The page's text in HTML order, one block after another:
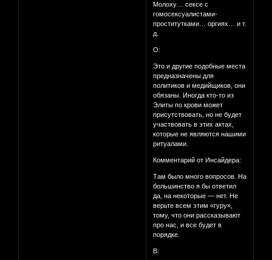
Молоху… сексе с
гомосексуалистами-
проститутками… оргиях… и т.
д.
О:
Это и другие подобные места
предназначены для
политиков и медийщиков, они
обязаны. Иногда кто-то из
Элиты по крови может
присутствовать, но не будет
участвовать в этих актах,
которые не являются нашими
ритуалами.
Комментарий от Инсайдера:
Там было много вопросов. На
большинство я бы ответил
да, на некоторые — нет. Не
верьте всем этим «гуру»,
тому, что они рассказывают
про нас, и все будет в
порядке.
В: